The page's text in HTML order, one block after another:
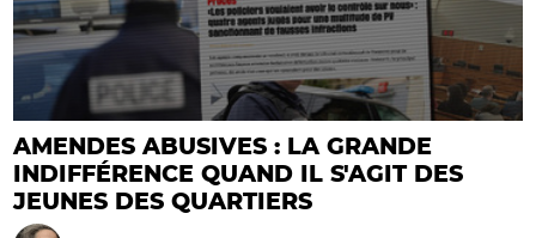
AMENDES ABUSIVES : LA GRANDE
INDIFFÉRENCE QUAND IL S'AGIT DES
JEUNES DES QUARTIERS